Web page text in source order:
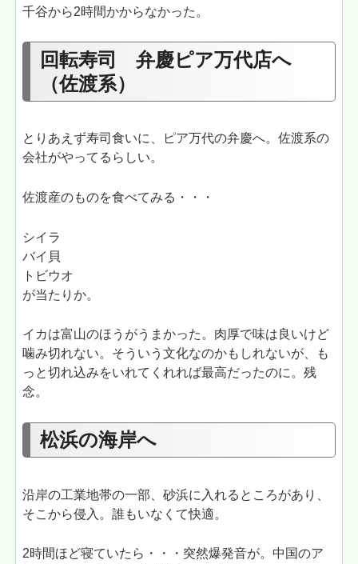
千谷から2時間かからなかった。
回転寿司 弁慶ピア万代店へ
（佐渡系）
とりあえず寿司食いに、ピア万代の弁慶へ。佐渡系の
会社がやってるらしい。
佐渡産のものを食べてみる・・・
シイラ
バイ貝
トビウオ
が当たりか。
イカは富山のほうがうまかった。肉厚で味は良いけど
噛み切れない。そういう文化なのかもしれないが、も
っと切れ込みをいれてくれれば最高だったのに。残
念。
松浜の海岸へ
沿岸の工業地帯の一部、砂浜に入れるところがあり、
そこから侵入。誰もいなくて快適。
2時間ほど寝ていたら・・・突然爆発音が。中国のア